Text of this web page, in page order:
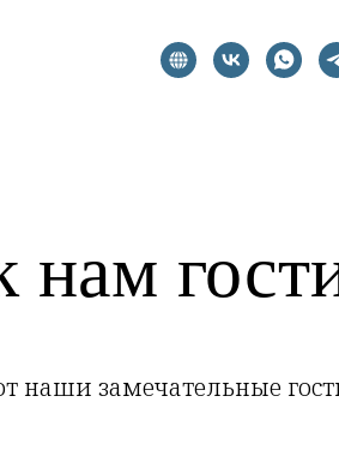
нам
наши замечательные